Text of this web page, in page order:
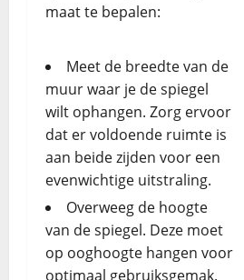
maat te bepalen:
Meet de breedte van de
muur waar je de spiegel
wilt ophangen. Zorg ervoor
dat er voldoende ruimte is
aan beide zijden voor een
evenwichtige uitstraling.
Overweeg de hoogte
van de spiegel. Deze moet
op ooghoogte hangen voor
optimaal gebruiksgemak.